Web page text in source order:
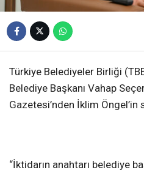
Türkiye Belediyeler Birliği
Belediye Başkanı Vahap
Gazetesi’nden İklim Öngel’in
“İktidarın anahtarı belediye